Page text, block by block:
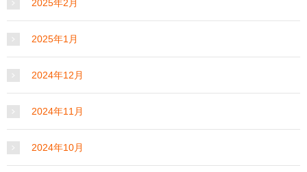
2025年2月
2025年1月
2024年12月
2024年11月
2024年10月